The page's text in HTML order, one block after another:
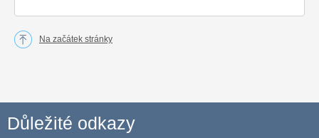
Na začátek stránky
Důležité odkazy